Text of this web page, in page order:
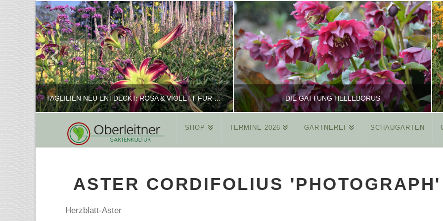
TAGLILIEN NEU ENTDECKT: ROSA & VIOLETT FÜR ROMANTISCHE PFLANZKOMBINATIONEN
REINHARD
FEBRUAR 16, 2025
DIE GATTUNG HELLEBORUS
REINHARD
MÄRZ 26, 2015
SHOP TERMINE 2026 GÄRTNEREI SCHAUGARTEN
ASTER CORDIFOLIUS 'PHOTOGRAPH'
Herzblatt-Aster